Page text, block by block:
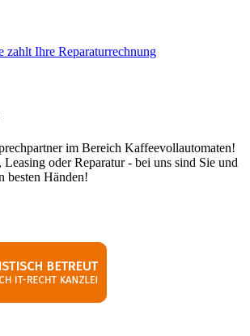
im Bereich Kaffeevollautomaten!
oder Reparatur - bei uns sind Sie und
besten Händen!